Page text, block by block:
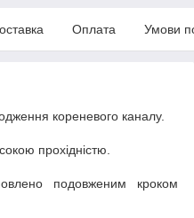
Оплата Умови
кореневого каналу.
прохідністю.
подовженим кроком